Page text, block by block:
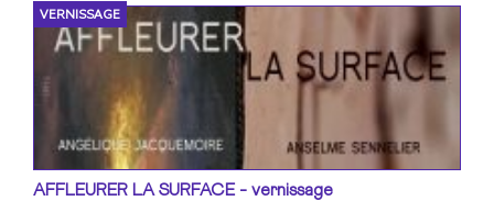
VERNISSAGE
AFFLEURER LA SURFACE - vernissage